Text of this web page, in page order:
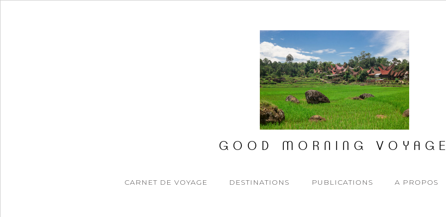
GOOD MORNING VOYAGE
CARNET DE VOYAGE DESTINATIONS PUBLICATIONS A PROPOS